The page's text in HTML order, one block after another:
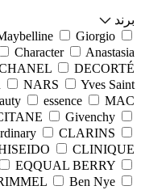
برند
Giorgio
Character
Anastasia
DECORTÉ
NARS
Yves Saint
essence
MAC
Givenchy
CLARINS
CLINIQUE
EQQUAL BERRY
Ben Nye